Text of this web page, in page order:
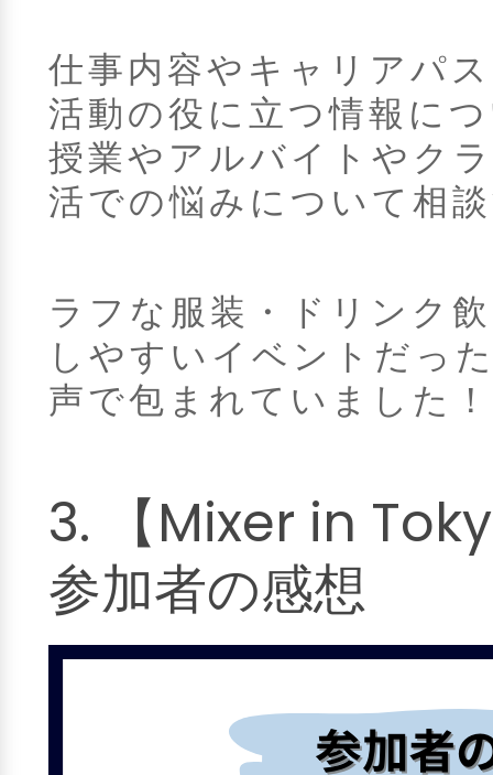
仕事内容やキャリアパ
活動の役に立つ情報に
授業やアルバイトやク
活での悩みについて相
ラフな服装・ドリンク
しやすいイベントだっ
声で包まれていました！
3. 【Mixer in
参加者の感想